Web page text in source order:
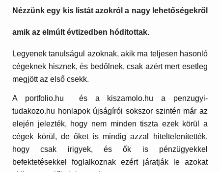
Nézzünk egy kis listát azokról a nagy lehetőségekről
amik az elmúlt évtizedben hóditottak.
Legyenek tanulságul azoknak, akik ma teljesen hasonló
cégeknek hisznek, és bedőlnek, csak azért mert esetleg
megjött az első csekk.
A portfolio.hu és a kiszamolo.hu a penzugyi-
tudakozo.hu honlapok újságírói sokszor szintén már az
elején jelezték, hogy nem minden tiszta ezek körül a
cégek körül, de őket is mindig azzal hiteltelenítették,
hogy csak irigyek, és ők is pénzügyekkel
befektetésekkel foglalkoznak ezért járatják le azokat